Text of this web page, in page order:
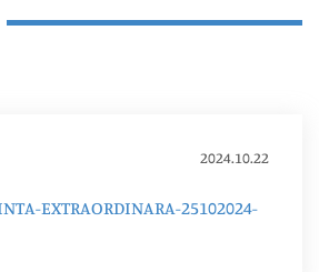
2024.10.22
EXTRAORDINARA-25102024-